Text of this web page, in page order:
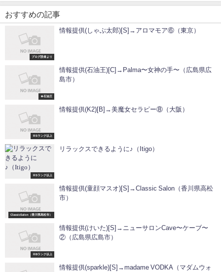
おすすめの記事
ブログ読者より
情報提供(しゃぶ太郎)[S]→アロマモア⑥（東京）
★石油王
情報提供(石油王)[C]→Palma〜女神の手〜（広島県広
島市）
※Sランク以上
情報提供(K2)[B]→美魔女セラピー⑧（大阪）
※Sランク以上
リラックスできるように♪（Itigo）
ClassicSalon（香川県高松市）
情報提供(童顔マスオ)[S]→Classic Salon（香川県高松
市）
※Bランク以上
情報提供(けいた)[S]→ニューサロンCave〜ケーブ〜
②（広島県広島市）
情報提供(sparkle)[S]→madame VODKA（マダムウォ